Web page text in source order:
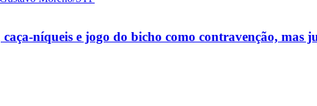
níqueis e jogo do bicho como contravenção, mas